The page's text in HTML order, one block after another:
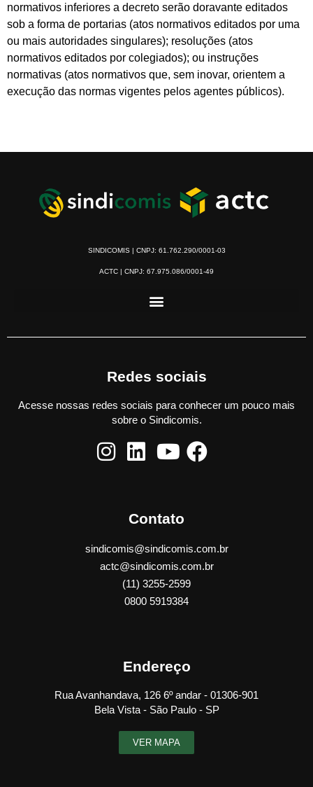
normativos inferiores a decreto serão doravante editados
sob a forma de portarias (atos normativos editados por uma
ou mais autoridades singulares); resoluções (atos
normativos editados por colegiados); ou instruções
normativas (atos normativos que, sem inovar, orientem a
execução das normas vigentes pelos agentes públicos).
SINDICOMIS | CNPJ: 61.762.290/0001-03
ACTC | CNPJ: 67.975.086/0001-49
Redes sociais
Acesse nossas redes sociais para conhecer um pouco mais
sobre o Sindicomis.
Contato
sindicomis@sindicomis.com.br
actc@sindicomis.com.br
(11) 3255-2599
0800 5919384
Endereço
Rua Avanhandava, 126 6º andar - 01306-901
Bela Vista - São Paulo - SP
VER MAPA